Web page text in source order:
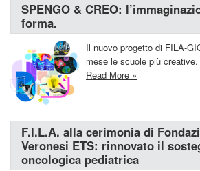
SPENGO & CREO:
forma.
Il nuovo progetto di FILA-
mese le scuole più creative.
Read More »
F.I.L.A. alla cerimonia di
Veronesi ETS: rinnovato il
oncologica pediatrica